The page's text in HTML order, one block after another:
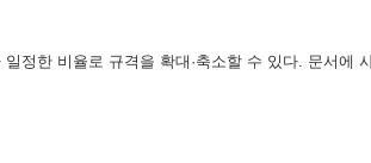
정한 비율로 규격을 확대·축소할 수 있다. 문서에